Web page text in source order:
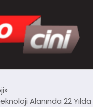
Alanında 22